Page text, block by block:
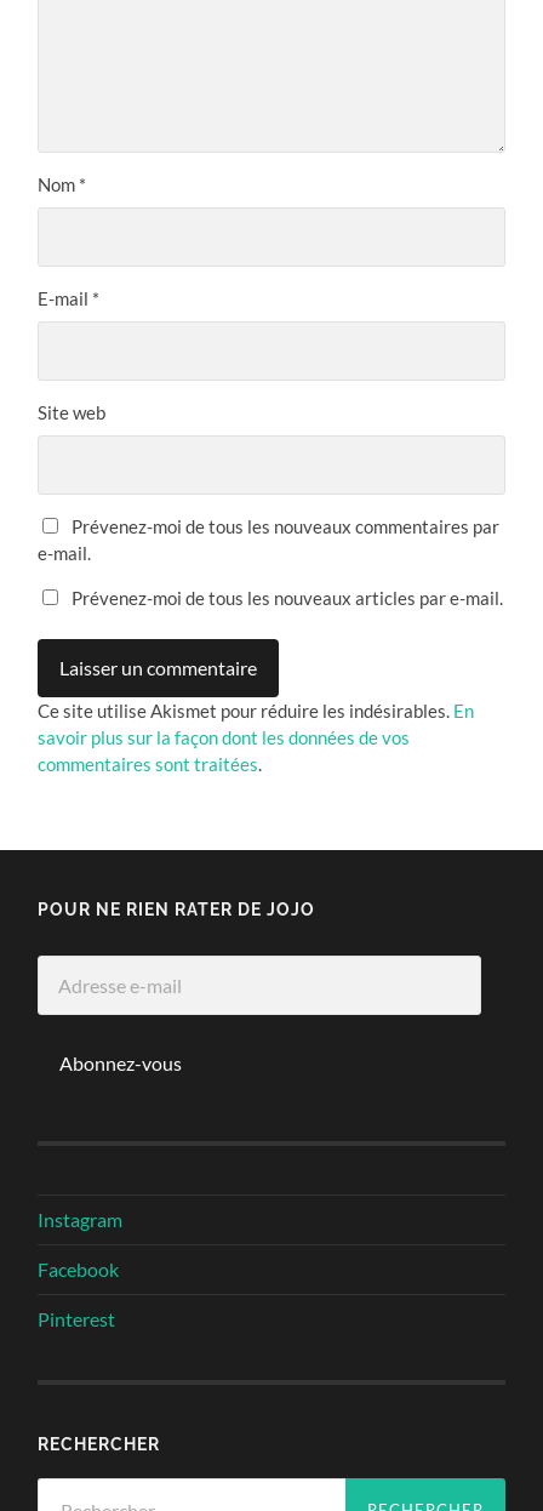
Nom *
E-mail *
Site web
Prévenez-moi de tous les nouveaux commentaires par
e-mail.
Prévenez-moi de tous les nouveaux articles par e-mail.
Ce site utilise Akismet pour réduire les indésirables. En
savoir plus sur la façon dont les données de vos
commentaires sont traitées.
POUR NE RIEN RATER DE JOJO
Abonnez-vous
Instagram
Facebook
Pinterest
RECHERCHER